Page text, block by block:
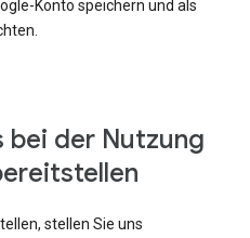
Konto speichern und als
bei der Nutzung
stellen Sie uns